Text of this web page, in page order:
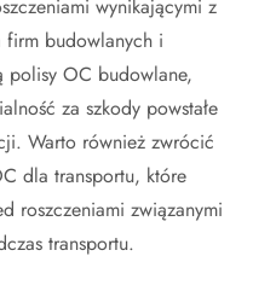
wynikającymi z
budowlanych i
polisy OC budowlane,
za szkody powstałe
Warto również zwrócić
dla transportu, które
roszczeniami związanymi
transportu.